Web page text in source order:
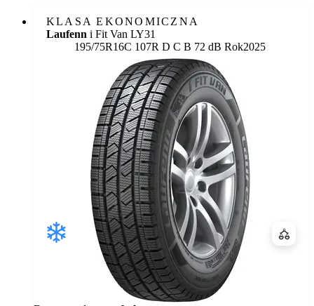
KLASA EKONOMICZNA
Laufenn i Fit Van LY31
195/75R16C 107R Etykieta:
D C B 72 dB Rok2025